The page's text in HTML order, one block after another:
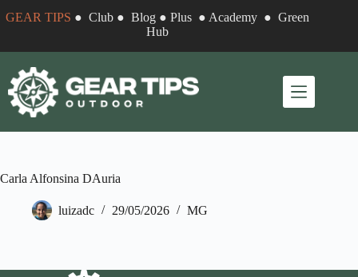
para
conteúdo
GEAR TIPS ●Club ●Blog ●Plus ● Academy ●Green
Hub
Carla Alfonsina DAuria
luizadc 29/05/2026 MG